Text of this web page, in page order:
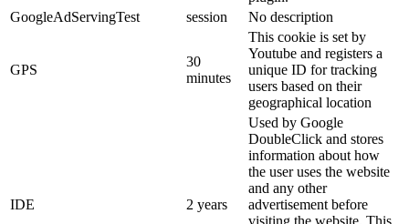
GoogleAdServingTest
session No description
GPS
30
minutes
This cookie is set by
Youtube and registers a
unique ID for tracking
users based on their
geographical location
IDE 2 years
Used by Google
DoubleClick and stores
information about how
the user uses the website
and any other
advertisement before
visiting the website. This